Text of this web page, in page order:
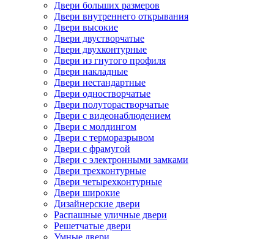
Двери больших размеров
Двери внутреннего открывания
Двери высокие
Двери двустворчатые
Двери двухконтурные
Двери из гнутого профиля
Двери накладные
Двери нестандартные
Двери одностворчатые
Двери полуторастворчатые
Двери с видеонаблюдением
Двери с молдингом
Двери с терморазрывом
Двери с фрамугой
Двери с электронными замками
Двери трехконтурные
Двери четырехконтурные
Двери широкие
Дизайнерские двери
Распашные уличные двери
Решетчатые двери
Умные двери